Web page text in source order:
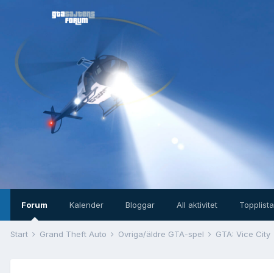
Forum Kalender Bloggar All aktivitet Topplista
Start Grand Theft Auto Övriga/äldre GTA-spel GTA: Vice City